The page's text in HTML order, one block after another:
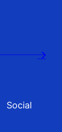
→
Social